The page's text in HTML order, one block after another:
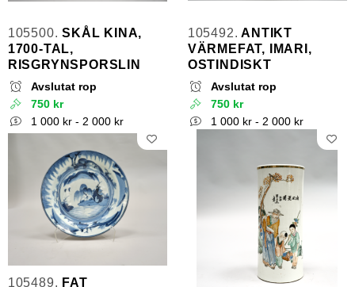
105500. SKÅL KINA,
1700-TAL,
RISGRYNSPORSLIN
Avslutat rop
750 kr
1 000 kr - 2 000 kr
105492. ANTIKT
VÄRMEFAT, IMARI,
OSTINDISKT
Avslutat rop
750 kr
1 000 kr - 2 000 kr
105489. FAT